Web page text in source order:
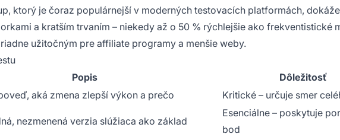
ktorý je čoraz populárnejší v moderných testovacích platformách,
a kratším trvaním – niekedy až o 50 % rýchlejšie ako frekventistické
užitočným pre affiliate programy a menšie weby.
Popis
Dôležitosť
aká zmena zlepší výkon a prečo Kritické – určuje smer
nezmenená verzia slúžiaca ako základ
Esenciálne – poskytuje
bod